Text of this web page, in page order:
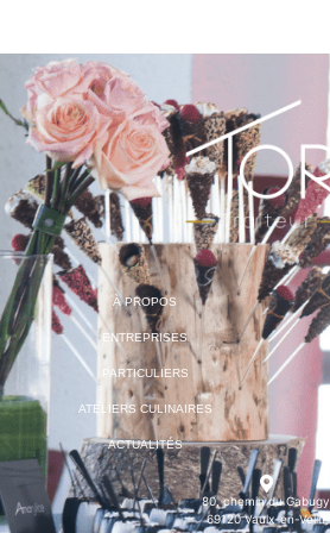
À PROPOS
ENTREPRISES
PARTICULIERS
ATELIERS CULINAIRES
ACTUALITÉS
80, chemin du Gabugy
69120 Vaulx-en-Velin